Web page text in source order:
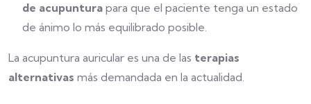
de acupuntura para que el paciente tenga un estado
de ánimo lo más equilibrado posible.
La acupuntura auricular es una de las terapias
alternativas más demandada en la actualidad.